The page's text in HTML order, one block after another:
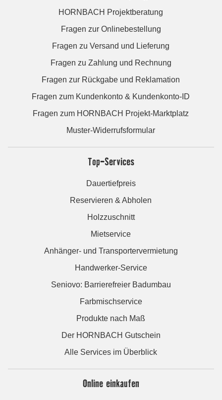
HORNBACH Projektberatung
Fragen zur Onlinebestellung
Fragen zu Versand und Lieferung
Fragen zu Zahlung und Rechnung
Fragen zur Rückgabe und Reklamation
Fragen zum Kundenkonto & Kundenkonto-ID
Fragen zum HORNBACH Projekt-Marktplatz
Muster-Widerrufsformular
Top-Services
Dauertiefpreis
Reservieren & Abholen
Holzzuschnitt
Mietservice
Anhänger- und Transportervermietung
Handwerker-Service
Seniovo: Barrierefreier Badumbau
Farbmischservice
Produkte nach Maß
Der HORNBACH Gutschein
Alle Services im Überblick
Online einkaufen